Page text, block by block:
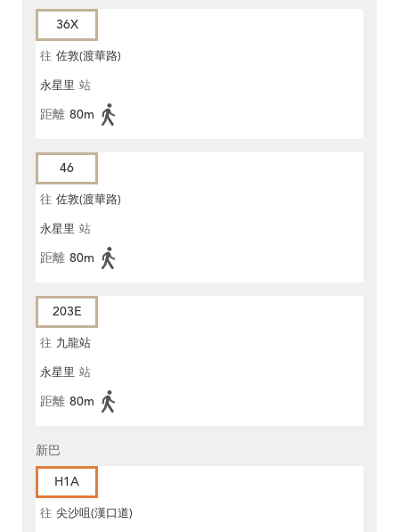
36X
往 佐敦(渡華路)
永星里 站
距離 80m
46
往 佐敦(渡華路)
永星里 站
距離 80m
203E
往 九龍站
永星里 站
距離 80m
新巴
H1A
往 尖沙咀(漢口道)